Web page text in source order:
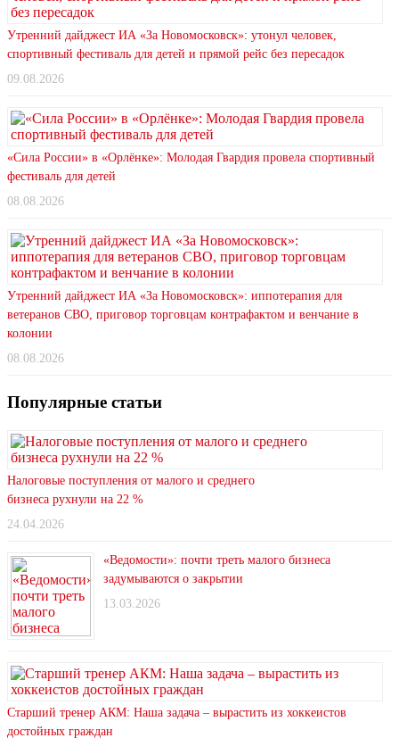
Утренний дайджест ИА «За Новомосковск»: утонул человек,
спортивный фестиваль для детей и прямой рейс без пересадок
09.08.2026
«Сила России» в «Орлёнке»: Молодая Гвардия провела спортивный
фестиваль для детей
08.08.2026
Утренний дайджест ИА «За Новомосковск»: иппотерапия для
ветеранов СВО, приговор торговцам контрафактом и венчание в
колонии
08.08.2026
Популярные статьи
Налоговые поступления от малого и среднего
бизнеса рухнули на 22 %
24.04.2026
«Ведомости»: почти треть малого бизнеса
задумываются о закрытии
13.03.2026
Старший тренер АКМ: Наша задача – вырастить из хоккеистов
достойных граждан